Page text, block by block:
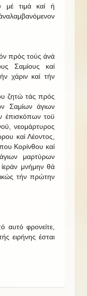
μέ τιμά καί ή
πρός τούς άνά
Σαμίους καί
χάριν καί τήν
ζητώ τάς πρός
Σαμίων άγιων
έπισκόπων τοϋ
νεομάρτυρος
καί Λέοντος,
Κορίνθου καί
μαρτύρων
μνήμην θά
τήν πρώτην
αυτό φρονείτε,
ειρήνης έσται